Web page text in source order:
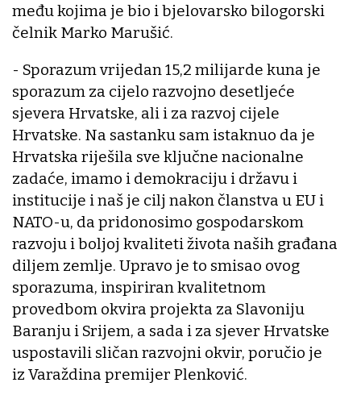
među kojima je bio i bjelovarsko bilogorski
čelnik Marko Marušić.
- Sporazum vrijedan 15,2 milijarde kuna je
sporazum za cijelo razvojno desetljeće
sjevera Hrvatske, ali i za razvoj cijele
Hrvatske. Na sastanku sam istaknuo da je
Hrvatska riješila sve ključne nacionalne
zadaće, imamo i demokraciju i državu i
institucije i naš je cilj nakon članstva u EU i
NATO-u, da pridonosimo gospodarskom
razvoju i boljoj kvaliteti života naših građana
diljem zemlje. Upravo je to smisao ovog
sporazuma, inspiriran kvalitetnom
provedbom okvira projekta za Slavoniju
Baranju i Srijem, a sada i za sjever Hrvatske
uspostavili sličan razvojni okvir, poručio je
iz Varaždina premijer Plenković.